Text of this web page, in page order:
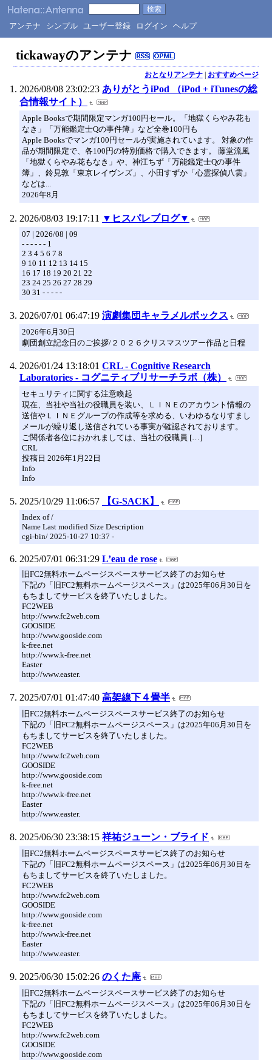
アンテナ シンプル ユーザー登録 ログイン ヘルプ
tickawayのアンテナ
おとなりアンテナ| おすすめページ
2026/08/08 23:02:23 ありがとうiPod （iPod + iTunesの総
合情報サイト）
Apple Booksで期間限定マンガ100円セール。「地獄くらやみ花も
なき」「万能鑑定士Qの事件簿」など全巻100円も
Apple Booksでマンガ100円セールが実施されています。 対象の作
品が期間限定で、各100円の特別価格で購入できます。 藤堂流風
「地獄くらやみ花もなき」や、神江ちず「万能鑑定士Qの事件
簿」、鈴見敦「東京レイヴンズ」、小田すずか「心霊探偵八雲」
などは...
2026年8月
2026/08/03 19:17:11 ▼ヒスパレブログ▼
07 | 2026/08 | 09
- - - - - - 1
2 3 4 5 6 7 8
9 10 11 12 13 14 15
16 17 18 19 20 21 22
23 24 25 26 27 28 29
30 31 - - - - -
2026/07/01 06:47:19 演劇集団キャラメルボックス
2026年6月30日
劇団創立記念日のご挨拶/２０２６クリスマスツアー作品と日程
2026/01/24 13:18:01 CRL - Cognitive Research
Laboratories - コグニティブリサーチラボ（株）
セキュリティに関する注意喚起
現在、当社や当社の役職員を装い、ＬＩＮＥのアカウント情報の
送信やＬＩＮＥグループの作成等を求める、いわゆるなりすまし
メールが繰り返し送信されている事実が確認されております。
ご関係者各位におかれましては、当社の役職員 […]
CRL
投稿日 2026年1月22日
Info
Info
2025/10/29 11:06:57 【G-SACK】
Index of /
Name Last modified Size Description
cgi-bin/ 2025-10-27 10:37 -
2025/07/01 06:31:29 L’eau de rose
旧FC2無料ホームページスペースサービス終了のお知らせ
下記の「旧FC2無料ホームページスペース」は2025年06月30日を
もちましてサービスを終了いたしました。
FC2WEB
http://www.fc2web.com
GOOSIDE
http://www.gooside.com
k-free.net
http://www.k-free.net
Easter
http://www.easter.
2025/07/01 01:47:40 高架線下４畳半
旧FC2無料ホームページスペースサービス終了のお知らせ
下記の「旧FC2無料ホームページスペース」は2025年06月30日を
もちましてサービスを終了いたしました。
FC2WEB
http://www.fc2web.com
GOOSIDE
http://www.gooside.com
k-free.net
http://www.k-free.net
Easter
http://www.easter.
2025/06/30 23:38:15 祥祐ジューン・ブライド
旧FC2無料ホームページスペースサービス終了のお知らせ
下記の「旧FC2無料ホームページスペース」は2025年06月30日を
もちましてサービスを終了いたしました。
FC2WEB
http://www.fc2web.com
GOOSIDE
http://www.gooside.com
k-free.net
http://www.k-free.net
Easter
http://www.easter.
2025/06/30 15:02:26 のくた庵
旧FC2無料ホームページスペースサービス終了のお知らせ
下記の「旧FC2無料ホームページスペース」は2025年06月30日を
もちましてサービスを終了いたしました。
FC2WEB
http://www.fc2web.com
GOOSIDE
http://www.gooside.com